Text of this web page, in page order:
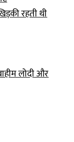
रहती थी
लोदी और